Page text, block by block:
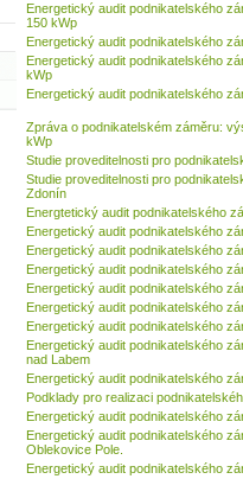
Energetický audit podnikatelského
150 kWp
Energetický audit podnikatelského
Energetický audit podnikatelského
kWp
Energetický audit podnikatelského
Zpráva o podnikatelském záměru:
kWp
Studie proveditelnosti pro
Studie proveditelnosti pro
Zdonín
Energtetický audit podnikatelského
Energetický audit podnikatelského
Energetický audit podnikatelského
Energetický audit podnikatelského
Energetický audit podnikatelského
Energetický audit podnikatelského
Energetický audit podnikatelského
Energetický audit podnikatelského
nad Labem
Energetický audit podnikatelského
Podklady pro realizaci
Energetický audit podnikatelského
Energetický audit podnikatelského
Oblekovice Pole.
Energetický audit podnikatelského